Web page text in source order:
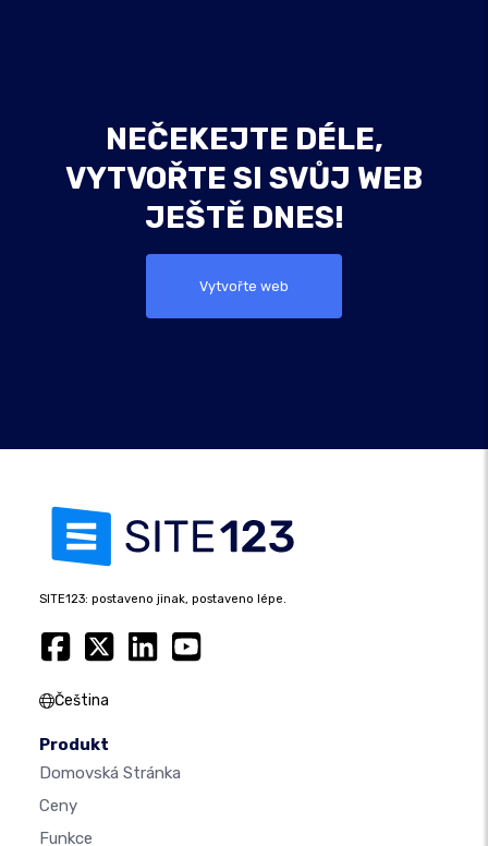
NEČEKEJTE DÉLE,
VYTVOŘTE SI SVŮJ WEB
JEŠTĚ DNES!
Vytvořte web
SITE123: postaveno jinak, postaveno lépe.
Čeština
Produkt
Domovská Stránka
Ceny
Funkce